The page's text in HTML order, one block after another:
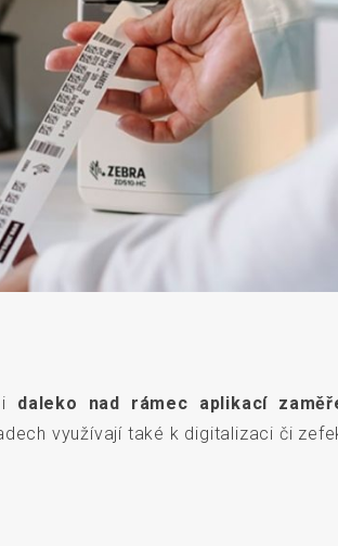
daleko nad rámec aplikací
využívají také k digitalizaci či